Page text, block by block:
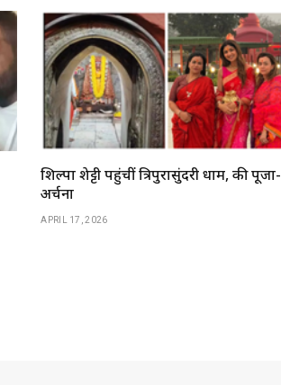
शिल्पा शेट्टी पहुंचीं त्रिपुरासुंदरी धाम, की पूजा-
अर्चना
APRIL 17, 2026